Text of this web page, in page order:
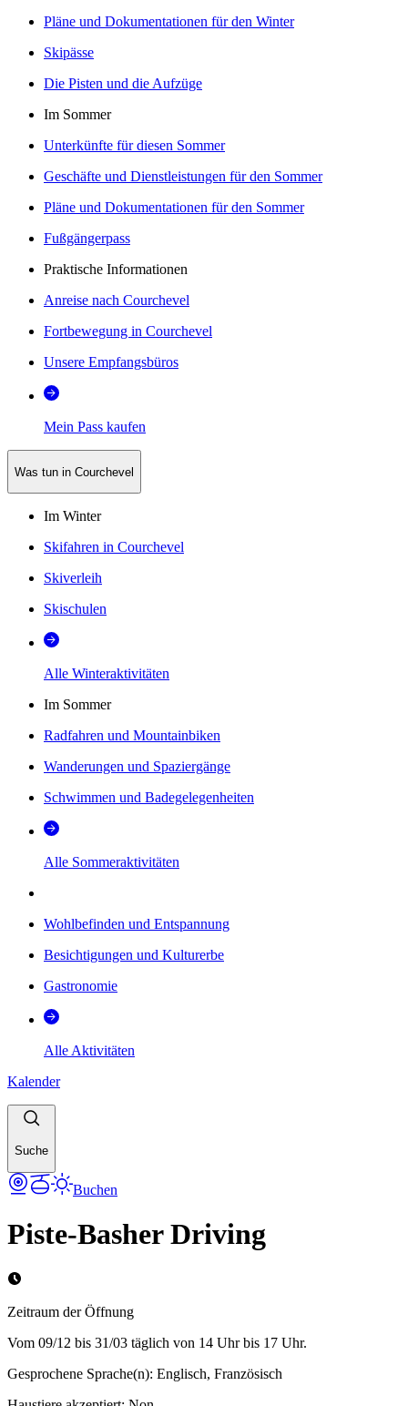
Pläne und Dokumentationen für den Winter
Skipässe
Die Pisten und die Aufzüge
Im Sommer
Unterkünfte für diesen Sommer
Geschäfte und Dienstleistungen für den Sommer
Pläne und Dokumentationen für den Sommer
Fußgängerpass
Praktische Informationen
Anreise nach Courchevel
Fortbewegung in Courchevel
Unsere Empfangsbüros
Mein Pass kaufen
Was tun in Courchevel
Im Winter
Skifahren in Courchevel
Skiverleih
Skischulen
Alle Winteraktivitäten
Im Sommer
Radfahren und Mountainbiken
Wanderungen und Spaziergänge
Schwimmen und Badegelegenheiten
Alle Sommeraktivitäten
Wohlbefinden und Entspannung
Besichtigungen und Kulturerbe
Gastronomie
Alle Aktivitäten
Kalender
Suche
Buchen
Piste-Basher Driving
Zeitraum der Öffnung
Vom 09/12 bis 31/03 täglich von 14 Uhr bis 17 Uhr.
Gesprochene Sprache(n): Englisch, Französisch